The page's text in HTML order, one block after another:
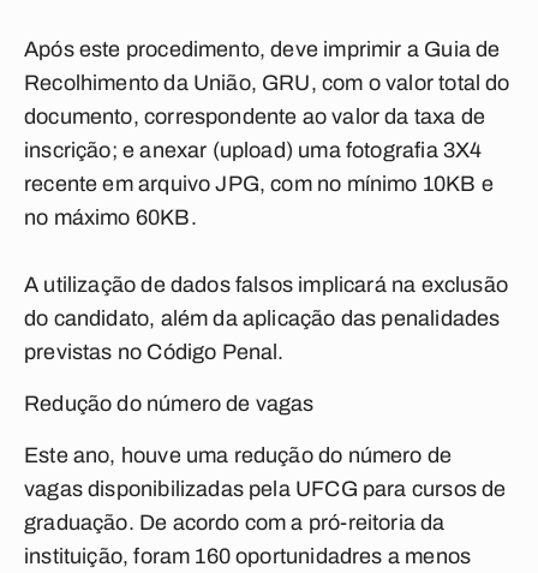
Após este procedimento, deve imprimir a Guia de
Recolhimento da União, GRU, com o valor total do
documento, correspondente ao valor da taxa de
inscrição; e anexar (upload) uma fotografia 3X4
recente em arquivo JPG, com no mínimo 10KB e
no máximo 60KB.
A utilização de dados falsos implicará na exclusão
do candidato, além da aplicação das penalidades
previstas no Código Penal.
Redução do número de vagas
Este ano, houve uma redução do número de
vagas disponibilizadas pela UFCG para cursos de
graduação. De acordo com a pró-reitoria da
instituição, foram 160 oportunidadres a menos